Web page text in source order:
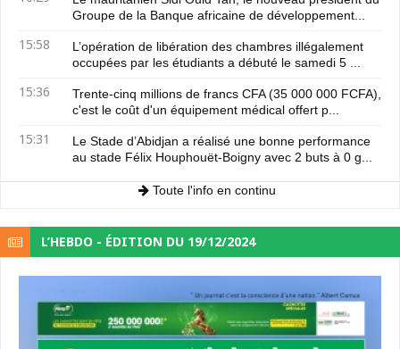
Groupe de la Banque africaine de développement...
15:58
L’opération de libération des chambres illégalement
occupées par les étudiants a débuté le samedi 5 ...
15:36
Trente-cinq millions de francs CFA (35 000 000 FCFA),
c'est le coût d'un équipement médical offert p...
15:31
Le Stade d’Abidjan a réalisé une bonne performance
au stade Félix Houphouët-Boigny avec 2 buts à 0 g...
Toute l'info en continu
L’HEBDO - ÉDITION DU 19/12/2024